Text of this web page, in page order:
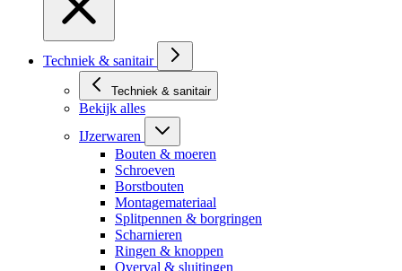
Techniek & sanitair
Techniek & sanitair
Bekijk alles
IJzerwaren
Bouten & moeren
Schroeven
Borstbouten
Montagemateriaal
Splitpennen & borgringen
Scharnieren
Ringen & knoppen
Overval & sluitingen